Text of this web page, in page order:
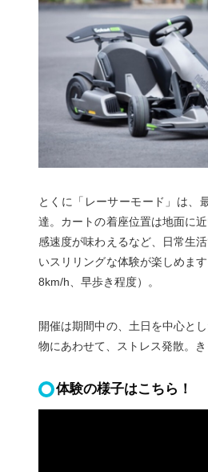
とくに「レーサーモード」は、
達。カートの着座位置は地面に
感速度が味わえるなど、日常生
いスリリングな体験が楽しめま
8km/h、早歩き程度）。
開催は期間中の、土日を中心と
物にあわせて、ストレス発散。き
体験の様子はこちら！